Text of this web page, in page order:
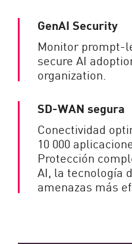
GenAI Security
Monitor prompt-
secure AI
organization.
SD-WAN segura
Conectividad
10 000
Protección
AI, la tecnología
amenazas más